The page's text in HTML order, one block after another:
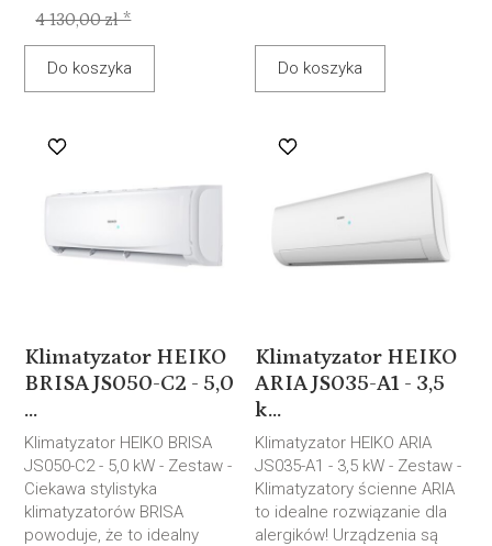
4 130,00 zł *
Do koszyka Do koszyka
Klimatyzator HEIKO
BRISA JS050-C2 - 5,0
...
Klimatyzator HEIKO BRISA
JS050-C2 - 5,0 kW - Zestaw -
Ciekawa stylistyka
klimatyzatorów BRISA
powoduje, że to idealny
Klimatyzator HEIKO
ARIA JS035-A1 - 3,5
k...
Klimatyzator HEIKO ARIA
JS035-A1 - 3,5 kW - Zestaw -
Klimatyzatory ścienne ARIA
to idealne rozwiązanie dla
alergików! Urządzenia są